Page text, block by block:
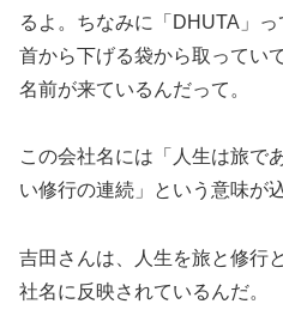
るよ。ちなみに「DHUTA」
首から下げる袋から取ってい
名前が来ているんだって。
この会社名には「人生は旅で
い修行の連続」という意味が
吉田さんは、人生を旅と修行
社名に反映されているんだ。